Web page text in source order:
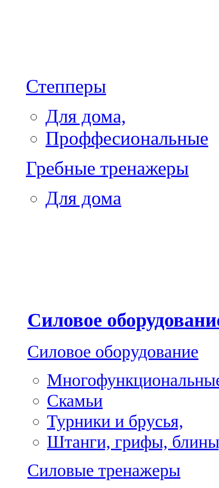
Степперы
Для дома,
Проффесиональные
Гребные тренажеры
Для дома
Силовое
Силовое оборудование
Скамьи
Турники и брусья,
Штанги, грифы,
Силовые тренажеры